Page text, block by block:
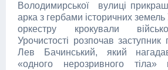
Володимирської вулиці
арка з гербами історичних земель
оркестру крокували
Урочистості розпочав
Лев Бачинський, який
«одного нерозривного тіла»